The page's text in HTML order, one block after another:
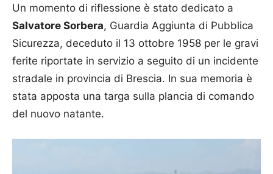
Un momento di riflessione è stato dedicato a
Salvatore Sorbera, Guardia Aggiunta di Pubblica
Sicurezza, deceduto il 13 ottobre 1958 per le gravi
ferite riportate in servizio a seguito di un incidente
stradale in provincia di Brescia. In sua memoria è
stata apposta una targa sulla plancia di comando
del nuovo natante.